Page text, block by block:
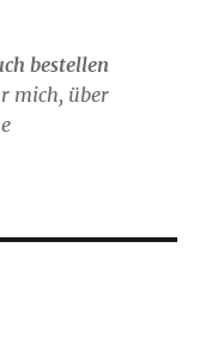
bestellen
mich, über